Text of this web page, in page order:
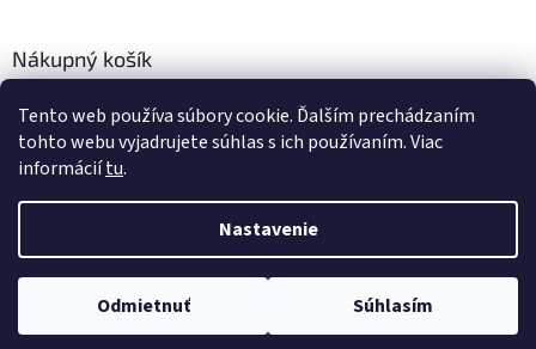
Tento web používa súbory cookie. Ďalším prechádzaním
tohto webu vyjadrujete súhlas s ich používaním. Viac
informáciítu.
Nastavenie
Odmietnuť Súhlasím
Nákupný košík
0KS /€0
Vytvoril Shoptet
Copyright 2026Úpravnevody.sk. Všetky práva vyhradené.
Created by Gaelta